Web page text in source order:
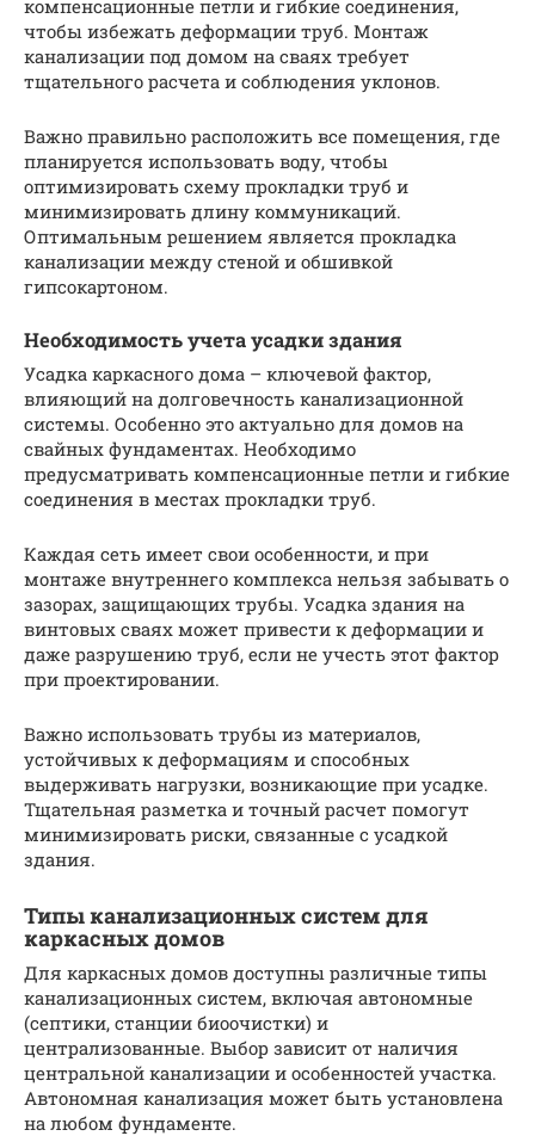
компенсационные петли и гибкие соединения,
чтобы избежать деформации труб. Монтаж
канализации под домом на сваях требует
тщательного расчета и соблюдения уклонов.
Важно правильно расположить все помещения, где
планируется использовать воду, чтобы
оптимизировать схему прокладки труб и
минимизировать длину коммуникаций.
Оптимальным решением является прокладка
канализации между стеной и обшивкой
гипсокартоном.
Необходимость учета усадки здания
Усадка каркасного дома – ключевой фактор,
влияющий на долговечность канализационной
системы. Особенно это актуально для домов на
свайных фундаментах. Необходимо
предусматривать компенсационные петли и гибкие
соединения в местах прокладки труб.
Каждая сеть имеет свои особенности, и при
монтаже внутреннего комплекса нельзя забывать о
зазорах, защищающих трубы. Усадка здания на
винтовых сваях может привести к деформации и
даже разрушению труб, если не учесть этот фактор
при проектировании.
Важно использовать трубы из материалов,
устойчивых к деформациям и способных
выдерживать нагрузки, возникающие при усадке.
Тщательная разметка и точный расчет помогут
минимизировать риски, связанные с усадкой
здания.
Типы канализационных систем для
каркасных домов
Для каркасных домов доступны различные типы
канализационных систем, включая автономные
(септики, станции биоочистки) и
централизованные. Выбор зависит от наличия
центральной канализации и особенностей участка.
Автономная канализация может быть установлена
на любом фундаменте.